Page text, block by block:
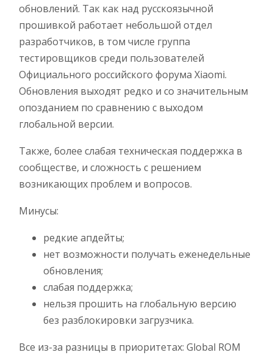
обновлений. Так как над русскоязычной
прошивкой работает небольшой отдел
разработчиков, в том числе группа
тестировщиков среди пользователей
Официального российского форума Xiaomi.
Обновления выходят редко и со значительным
опозданием по сравнению с выходом
глобальной версии.
Также, более слабая техническая поддержка в
сообществе, и сложность с решением
возникающих проблем и вопросов.
Минусы:
редкие апдейты;
нет возможности получать еженедельные
обновления;
слабая поддержка;
нельзя прошить на глобальную версию
без разблокировки загрузчика.
Все из-за разницы в приоритетах: Global ROM